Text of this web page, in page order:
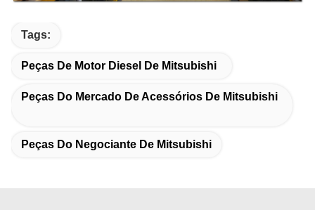
Tags:
Peças De Motor Diesel De Mitsubishi
Peças Do Mercado De Acessórios De Mitsubishi
Peças Do Negociante De Mitsubishi